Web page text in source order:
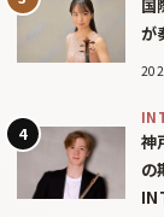
国
が
神
の